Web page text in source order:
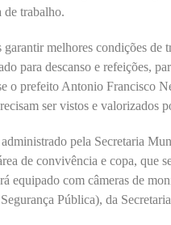
de trabalho.
melhores condições de
para descanso e refeições,
o prefeito Antonio Francisco
ser vistos e valorizados
pela Secretaria
de convivência e copa, que
equipado com câmeras de
Pública), da